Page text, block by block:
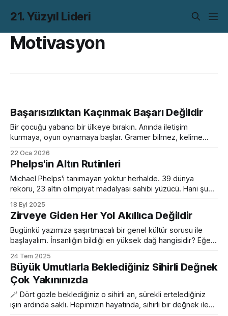
21. Yüzyıl Lideri
Motivasyon
Başarısızlıktan Kaçınmak Başarı Değildir
Bir çocuğu yabancı bir ülkeye bırakın. Anında iletişim
kurmaya, oyun oynamaya başlar. Gramer bilmez, kelime
kurar. Ama devam eder. Birkaç ay sonra da sanki hep
oradaymış gibi sohbet etmeye başlar. Peki bir yetişkini aynı
ortama bırakırsanız? Kelimeleri, kuralları, zaman çekimlerini
bilse de
22 Oca 2026
Phelps'in Altın Rutinleri
Michael Phelps'i tanımayan yoktur herhalde. 39 dünya
rekoru, 23 altın olimpiyat madalyası sahibi yüzücü. Hani şu
getirmiş adam. Evinin bir odası adeta kuyumcu dükkanı.
Başarısına söyleyecek söz yok ama ben madalya sayısının
haksız olduğunu düşünüyorum, açıkçası. Phelps'in
18 Eyl 2025
Zirveye Giden Her Yol Akıllıca Değildir
Bugünkü yazımıza şaşırtmacalı bir genel kültür sorusu ile
başlayalım. İnsanlığın bildiği en yüksek dağ hangisidir? Eğer
tuzağa düştünüz demektir. Çünkü sorunun cevabı Mars'taki
Olympus Mons 🤷 Tam 21.9 km yüksekliğinde, Everest'in 2.5
katı. Yerel değil, global hatta
24 Tem 2025
Büyük Umutlarla Beklediğiniz Sihirli Değnek
Çok Yakınınızda
🪄 Dört gözle beklediğiniz o sihirli an, sürekli ertelediğiniz
işin ardında saklı. Hepimizin hayatında, sihirli bir değnek ile